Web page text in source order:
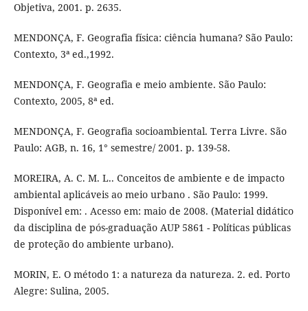
Objetiva, 2001. p. 2635.
MENDONÇA, F. Geografia física: ciência humana? São Paulo:
Contexto, 3ª ed.,1992.
MENDONÇA, F. Geografia e meio ambiente. São Paulo:
Contexto, 2005, 8ª ed.
MENDONÇA, F. Geografia socioambiental. Terra Livre. São
Paulo: AGB, n. 16, 1° semestre/ 2001. p. 139-58.
MOREIRA, A. C. M. L.. Conceitos de ambiente e de impacto
ambiental aplicáveis ao meio urbano . São Paulo: 1999.
Disponível em: . Acesso em: maio de 2008. (Material didático
da disciplina de pós-graduação AUP 5861 - Políticas públicas
de proteção do ambiente urbano).
MORIN, E. O método 1: a natureza da natureza. 2. ed. Porto
Alegre: Sulina, 2005.